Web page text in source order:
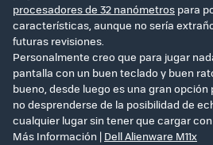
procesadores de 32 nanómetros para
características, aunque no sería
futuras revisiones.
Personalmente creo que para jugar
pantalla con un buen teclado y buen
bueno, desde luego es una gran
no desprenderse de la posibilidad de
cualquier lugar sin tener que cargar
Más Información | Dell Alienware M11x